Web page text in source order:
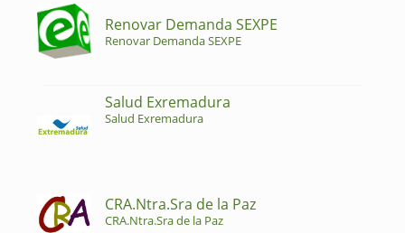
Renovar Demanda SEXPE
Renovar Demanda SEXPE
Salud Exremadura
Salud Exremadura
CRA.Ntra.Sra de la Paz
CRA.Ntra.Sra de la Paz